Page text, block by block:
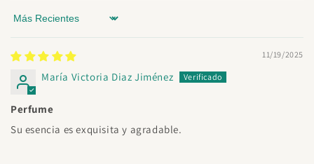
Sort by
11/19/2025
María Victoria Diaz Jiménez
Perfume
Su esencia es exquisita y agradable.